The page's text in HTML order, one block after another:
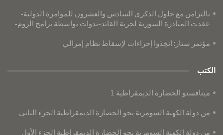
بالتزامن مع حلول الذكرى السادس والعشرون للمؤامرة الدولية-
عقدت المبادرة السورية لحرية القائد-ندوات بواسطة برامج الزوم-
مؤتمر ستار: اتخِذوا إجراءات لإسقاط نظام إمرالي
الكتب
مينافستو الحضارة الديمقراطية 1
من دولة الكهنة السومرية نحو الحضارة الديمقراطية الجزء الثاني
من دولة الكهنة السومرية نحو الحضارة الديمقراطية الجزء الأول